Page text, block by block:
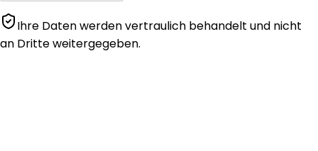
Ihre Daten werden vertraulich behandelt und nicht
an Dritte weitergegeben.